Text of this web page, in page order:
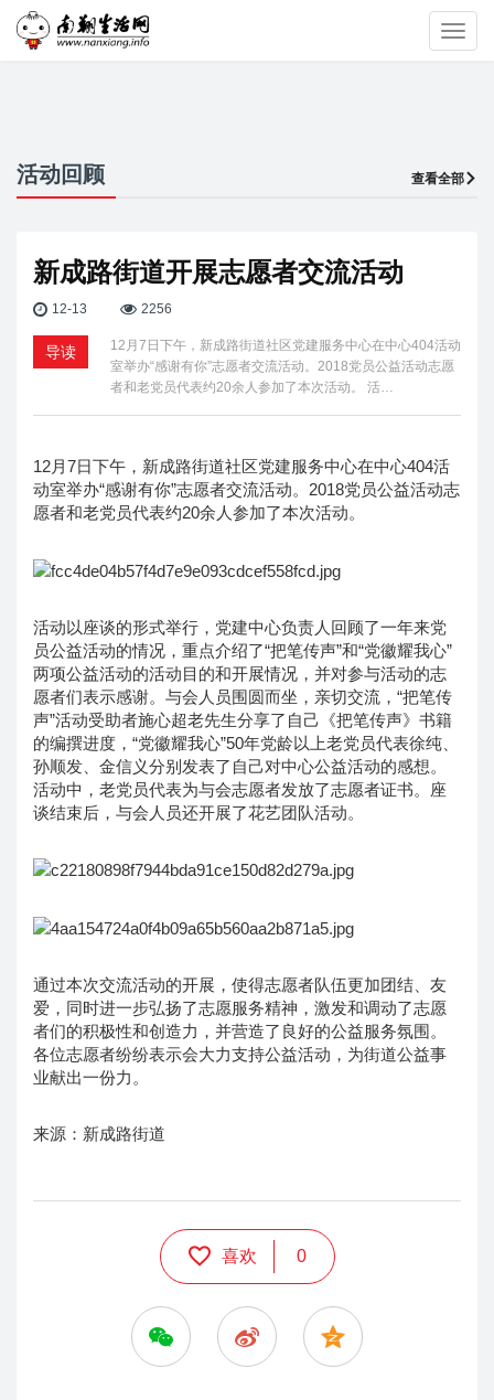
活动回顾 查看全部
新成路街道开展志愿者交流活动
12-13 2256
导读
12月7日下午，新成路街道社区党建服务中心在中心404活动
室举办“感谢有你”志愿者交流活动。2018党员公益活动志愿
者和老党员代表约20余人参加了本次活动。 活…
12月7日下午，新成路街道社区党建服务中心在中心404活
动室举办“感谢有你”志愿者交流活动。2018党员公益活动志
愿者和老党员代表约20余人参加了本次活动。
活动以座谈的形式举行，党建中心负责人回顾了一年来党
员公益活动的情况，重点介绍了“把笔传声”和“党徽耀我心”
两项公益活动的活动目的和开展情况，并对参与活动的志
愿者们表示感谢。与会人员围圆而坐，亲切交流，“把笔传
声”活动受助者施心超老先生分享了自己《把笔传声》书籍
的编撰进度，“党徽耀我心”50年党龄以上老党员代表徐纯、
孙顺发、金信义分别发表了自己对中心公益活动的感想。
活动中，老党员代表为与会志愿者发放了志愿者证书。座
谈结束后，与会人员还开展了花艺团队活动。
通过本次交流活动的开展，使得志愿者队伍更加团结、友
爱，同时进一步弘扬了志愿服务精神，激发和调动了志愿
者们的积极性和创造力，并营造了良好的公益服务氛围。
各位志愿者纷纷表示会大力支持公益活动，为街道公益事
业献出一份力。
来源：新成路街道
喜欢 0